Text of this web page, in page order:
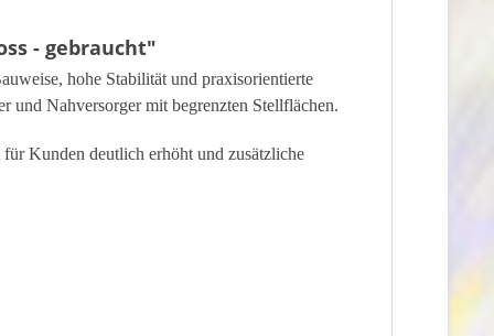
- gebraucht"
hohe Stabilität und praxisorientierte
und Nahversorger mit begrenzten Stellflächen.
Kunden deutlich erhöht und zusätzliche